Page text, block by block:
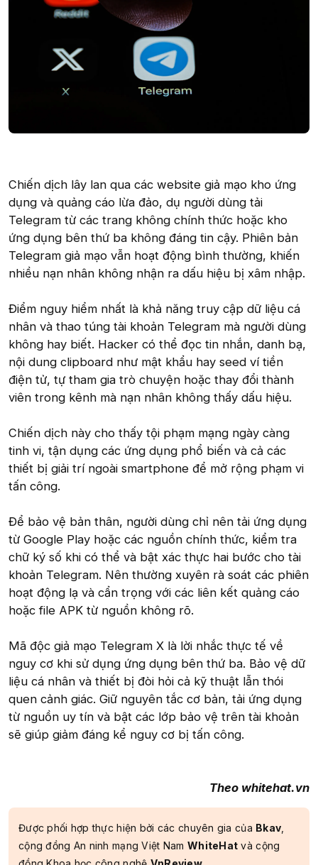
Chiến dịch lây lan qua các website giả mạo kho ứng
dụng và quảng cáo lừa đảo, dụ người dùng tải
Telegram từ các trang không chính thức hoặc kho
ứng dụng bên thứ ba không đáng tin cậy. Phiên bản
Telegram giả mạo vẫn hoạt động bình thường, khiến
nhiều nạn nhân không nhận ra dấu hiệu bị xâm nhập.
Điểm nguy hiểm nhất là khả năng truy cập dữ liệu cá
nhân và thao túng tài khoản Telegram mà người dùng
không hay biết. Hacker có thể đọc tin nhắn, danh bạ,
nội dung clipboard như mật khẩu hay seed ví tiền
điện tử, tự tham gia trò chuyện hoặc thay đổi thành
viên trong kênh mà nạn nhân không thấy dấu hiệu.
Chiến dịch này cho thấy tội phạm mạng ngày càng
tinh vi, tận dụng các ứng dụng phổ biến và cả các
thiết bị giải trí ngoài smartphone để mở rộng phạm vi
tấn công.
Để bảo vệ bản thân, người dùng chỉ nên tải ứng dụng
từ Google Play hoặc các nguồn chính thức, kiểm tra
chữ ký số khi có thể và bật xác thực hai bước cho tài
khoản Telegram. Nên thường xuyên rà soát các phiên
hoạt động lạ và cẩn trọng với các liên kết quảng cáo
hoặc file APK từ nguồn không rõ.
Mã độc giả mạo Telegram X là lời nhắc thực tế về
nguy cơ khi sử dụng ứng dụng bên thứ ba. Bảo vệ dữ
liệu cá nhân và thiết bị đòi hỏi cả kỹ thuật lẫn thói
quen cảnh giác. Giữ nguyên tắc cơ bản, tải ứng dụng
từ nguồn uy tín và bật các lớp bảo vệ trên tài khoản
sẽ giúp giảm đáng kể nguy cơ bị tấn công.
Theo whitehat.vn
Được phối hợp thực hiện bởi các chuyên gia của Bkav
cộng đồng An ninh mạng Việt Nam WhiteHat và cộng